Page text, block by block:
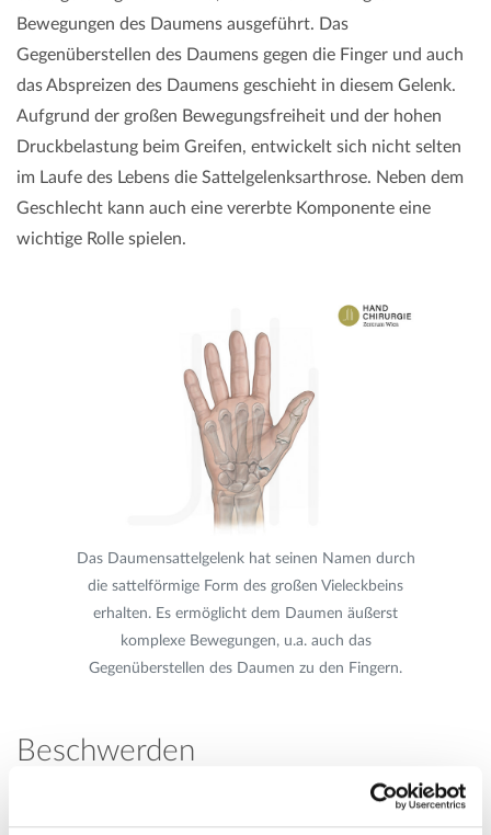
Bewegungen des Daumens ausgeführt. Das
Gegenüberstellen des Daumens gegen die Finger und auch
das Abspreizen des Daumens geschieht in diesem Gelenk.
Aufgrund der großen Bewegungsfreiheit und der hohen
Druckbelastung beim Greifen, entwickelt sich nicht selten
im Laufe des Lebens die Sattelgelenksarthrose. Neben dem
Geschlecht kann auch eine vererbte Komponente eine
wichtige Rolle spielen.
Das Daumensattelgelenk hat seinen Namen durch
die sattelförmige Form des großen Vieleckbeins
erhalten. Es ermöglicht dem Daumen äußerst
komplexe Bewegungen, u.a. auch das
Gegenüberstellen des Daumen zu den Fingern.
Beschwerden
Wie bei allen Verschleißerkrankungen der Gelenke tritt